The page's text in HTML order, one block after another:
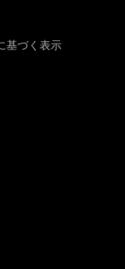
基づく表示